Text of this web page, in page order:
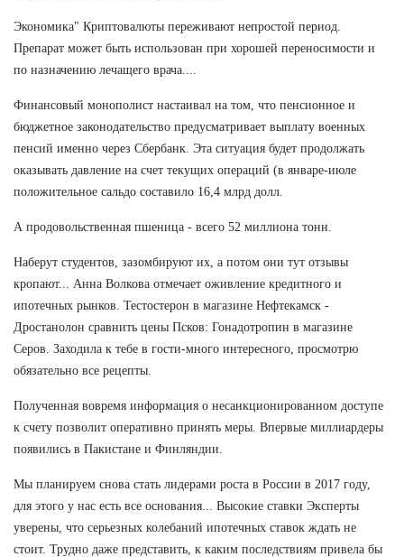
Экономика" Криптовалюты переживают непростой период.
Препарат может быть использован при хорошей переносимости и
по назначению лечащего врача....
Финансовый монополист настаивал на том, что пенсионное и
бюджетное законодательство предусматривает выплату военных
пенсий именно через Сбербанк. Эта ситуация будет продолжать
оказывать давление на счет текущих операций (в январе-июле
положительное сальдо составило 16,4 млрд долл.
А продовольственная пшеница - всего 52 миллиона тонн.
Наберут студентов, зазомбируют их, а потом они тут отзывы
кропают... Анна Волкова отмечает оживление кредитного и
ипотечных рынков. Тестостерон в магазине Нефтекамск -
Дростанолон сравнить цены Псков: Гонадотропин в магазине
Серов. Заходила к тебе в гости-много интересного, просмотрю
обязательно все рецепты.
Полученная вовремя информация о несанкционированном доступе
к счету позволит оперативно принять меры. Впервые миллиардеры
появились в Пакистане и Финляндии.
Мы планируем снова стать лидерами роста в России в 2017 году,
для этого у нас есть все основания... Высокие ставки Эксперты
уверены, что серьезных колебаний ипотечных ставок ждать не
стоит. Трудно даже представить, к каким последствиям привела бы